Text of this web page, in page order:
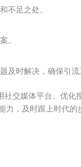
不足之处。
。
时解决，确保引流
交媒体平台、优化
，及时跟上时代